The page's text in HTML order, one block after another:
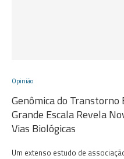
Opinião
Genômica do Transtorno
Grande Escala Revela
Vias Biológicas
Um extenso estudo de